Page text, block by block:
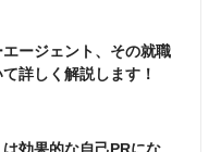
ージェント、その就職
詳しく解説します！